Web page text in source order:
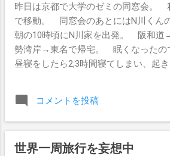
とのこと。 「安く売るな」という言
が、最近のクーポンサイトの話を
ので思い出した。
昨日は京都で大学のゼミの同窓会。
で移動。 同窓会のあとにはN川くん
朝の10時頃にN川家を出発。 阪和
勢湾岸→東名で帰宅。 眠くなったの
昼寝をしたら2,3時間寝てしまい、起き
コメントを投稿
世界一周旅行を妄想中